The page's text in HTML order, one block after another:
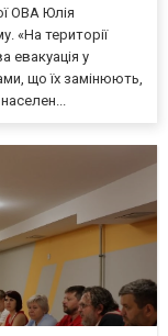
ОВА Юлія
«На території
евакуація у
що їх замінюють,